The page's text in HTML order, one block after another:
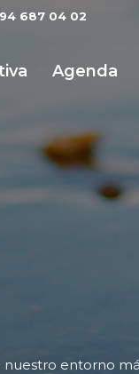
94 687 04 02
Agenda
entorno